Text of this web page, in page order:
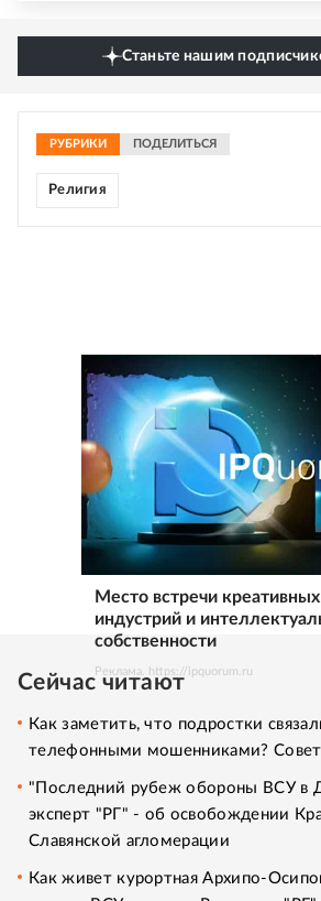
Станьте нашим
РУБРИКИ ПОДЕЛИТЬСЯ
Религия
Место встречи креативных
индустрий и
собственности
Реклама. https://ipquorum.ru
Сейчас читают
Как заметить, что подростки
телефонными мошенниками?
"Последний рубеж обороны ВСУ в
эксперт "РГ" - об освобождении
Славянской агломерации
Как живет курортная Архипо-